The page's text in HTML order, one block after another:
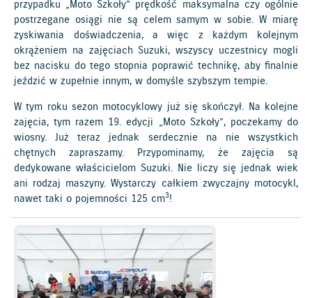
przypadku „Moto Szkoły” prędkość maksymalna czy ogólnie
postrzegane osiągi nie są celem samym w sobie. W miarę
zyskiwania doświadczenia, a więc z każdym kolejnym
okrążeniem na zajęciach Suzuki, wszyscy uczestnicy mogli
bez nacisku do tego stopnia poprawić technikę, aby finalnie
jeździć w zupełnie innym, w domyśle szybszym tempie.
W tym roku sezon motocyklowy już się skończył. Na kolejne
zajęcia, tym razem 19. edycji „Moto Szkoły”, poczekamy do
wiosny. Już teraz jednak serdecznie na nie wszystkich
chętnych zapraszamy. Przypominamy, że zajęcia są
dedykowane właścicielom Suzuki. Nie liczy się jednak wiek
ani rodzaj maszyny. Wystarczy całkiem zwyczajny motocykl,
nawet taki o pojemności 125 cm3!